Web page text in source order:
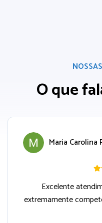
O que
Maria Carolina
Excelente
extremamente